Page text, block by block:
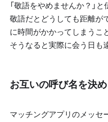
「敬語をやめませんか？」と
敬語だとどうしても距離が
に時間がかかってしまうこ
そうなると実際に会う日も
お互いの呼び名を決
マッチングアプリのメッセ